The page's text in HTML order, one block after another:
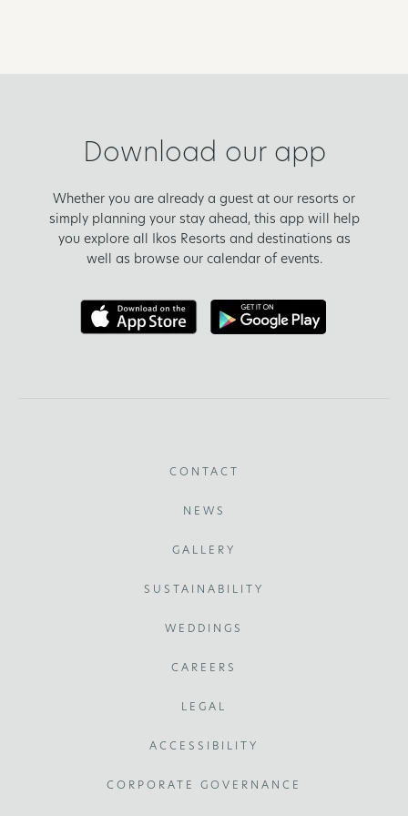
Download our app
Whether you are already a guest at our resorts or
simply planning your stay ahead, this app will help
you explore all Ikos Resorts and destinations as
well as browse our calendar of events.
CONTACT
NEWS
GALLERY
SUSTAINABILITY
WEDDINGS
CAREERS
LEGAL
ACCESSIBILITY
CORPORATE GOVERNANCE